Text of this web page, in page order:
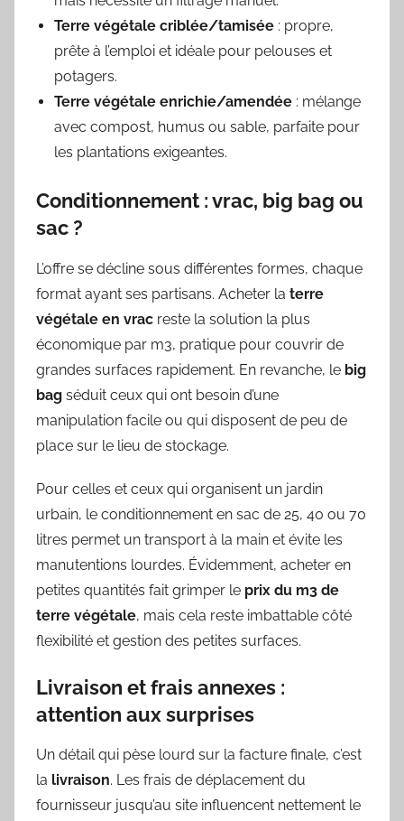
Terre végétale criblée/tamisée : propre,
prête à l’emploi et idéale pour pelouses et
potagers.
Terre végétale enrichie/amendée : mélange
avec compost, humus ou sable, parfaite pour
les plantations exigeantes.
Conditionnement : vrac, big bag ou
sac ?
L’offre se décline sous différentes formes, chaque
format ayant ses partisans. Acheter la terre
végétale en vrac reste la solution la plus
économique par m3, pratique pour couvrir de
grandes surfaces rapidement. En revanche, le big
bag séduit ceux qui ont besoin d’une
manipulation facile ou qui disposent de peu de
place sur le lieu de stockage.
Pour celles et ceux qui organisent un jardin
urbain, le conditionnement en sac de 25, 40 ou 70
litres permet un transport à la main et évite les
manutentions lourdes. Évidemment, acheter en
petites quantités fait grimper le prix du m3 de
terre végétale, mais cela reste imbattable côté
flexibilité et gestion des petites surfaces.
Livraison et frais annexes :
attention aux surprises
Un détail qui pèse lourd sur la facture finale, c’est
la livraison. Les frais de déplacement du
fournisseur jusqu’au site influencent nettement le